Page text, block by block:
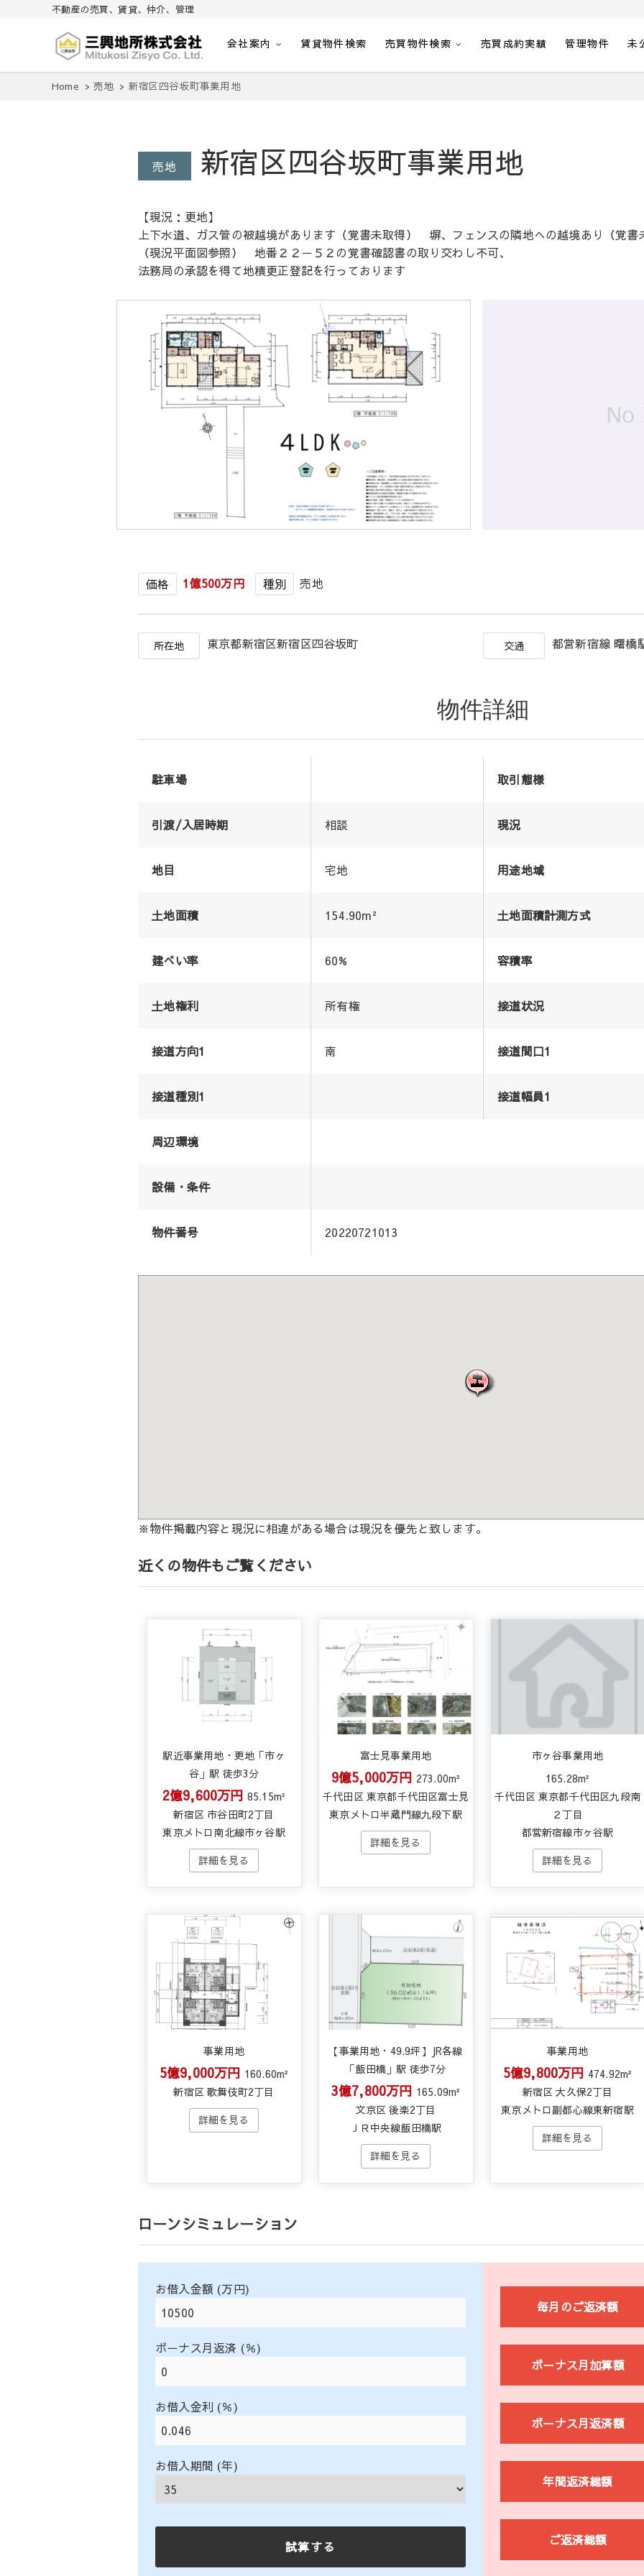
不動産の売買、賃貸、仲介、管理
三興地所株式会社
不動産の売買、賃貸、仲介、管理
会社案内 賃貸物件検索 売買物件検索 売買成約実績 管理物件 未
Home 売地 新宿区四谷坂町事業用地
売地 新宿区四谷坂町事業用地
【現況：更地】
上下水道、ガス管の被越境があります（覚書未取得） 塀、フェンスの隣地への越境あり（覚
（現況平面図参照） 地番２２－５２の覚書確認書の取り交わし不可、
法務局の承認を得て地積更正登記を行っております
価格 1億500万円 種別 売地
所在地 東京都新宿区新宿区四谷坂町 交通 都営新宿線 曙橋
物件詳細
駐車場 取引態様
引渡/入居時期 相談 現況
地目 宅地 用途地域
土地面積 154.90m² 土地面積計測方式
建ぺい率 60% 容積率
土地権利 所有権 接道状況
接道方向1 南 接道間口1
接道種別1 接道幅員1
周辺環境
設備・条件
物件番号 20220721013
※物件掲載内容と現況に相違がある場合は現況を優先と致します。
近くの物件もご覧ください
駅近事業用地・更地「市ヶ
谷」駅 徒歩3分
2億9,600万円 85.15m²
新宿区 市谷田町2丁目
東京メトロ南北線市ヶ谷駅
富士見事業用地
9億5,000万円 273.00m²
千代田区 東京都千代田区富士見
東京メトロ半蔵門線九段下駅
市ヶ谷事業用地
165.28m²
千代田区 東京都千代田区九段南
２丁目
都営新宿線市ヶ谷駅
事業用地
5億9,000万円 160.60m²
新宿区 歌舞伎町2丁目
【事業用地・49.9坪】JR各線
「飯田橋」駅 徒歩7分
3億7,800万円 165.09m²
文京区 後楽2丁目
ＪＲ中央線飯田橋駅
事業用地
5億9,800万円 474.92m²
新宿区 大久保2丁目
東京メトロ副都心線東新宿駅
ローンシミュレーション
お借入金額 (万円)
ボーナス月返済 (％)
お借入金利 (％)
お借入期間 (年)
毎月のご返済額
ボーナス月加算額
ボーナス月返済額
年間返済総額
ご返済総額